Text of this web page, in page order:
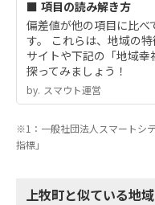
■ 項目の読み解き方
偏差値が他の項目に比べ
す。 これらは、地域の
サイトや下記の「地域
探ってみましょう！
by.︎ スマウト運営
※1：一般社団法人スマートシ
指標」
上牧町と似ている地域